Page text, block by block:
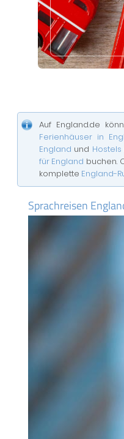
Auf England.de
Ferienhäuser in
England und
für England buchen.
komplette England-
Sprachreisen